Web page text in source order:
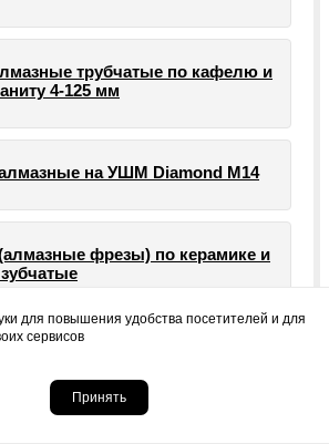
трубчатые по кафелю и
4-125 мм
на УШМ Diamond М14
фрезы) по керамике и
болгарки
для повышения удобства посетителей и для
сервисов
Принять